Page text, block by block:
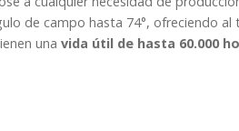
de campo hasta 74°, ofreciendo
una vida útil de hasta 60.000